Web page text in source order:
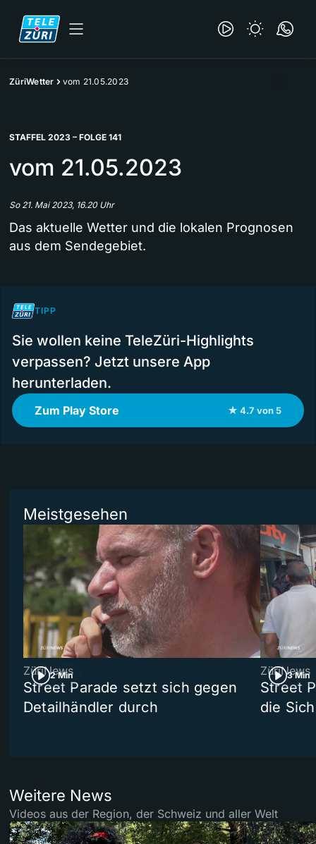
ZüriWetter vom 21.05.2023
STAFFEL 2023 – FOLGE 141
vom 21.05.2023
So 21. Mai 2023, 16.20 Uhr
Das aktuelle Wetter und die lokalen Prognosen
aus dem Sendegebiet.
TIPP
Sie wollen keine TeleZüri-Highlights
verpassen? Jetzt unsere App
herunterladen.
Zum Play Store ★ 4.7 von 5
Meistgesehen
2 Min
ZüriNews
Street Parade setzt sich gegen
Detailhändler durch
3 Min
ZüriNews
Street
die
Weitere News
Videos aus der Region, der Schweiz und aller Welt